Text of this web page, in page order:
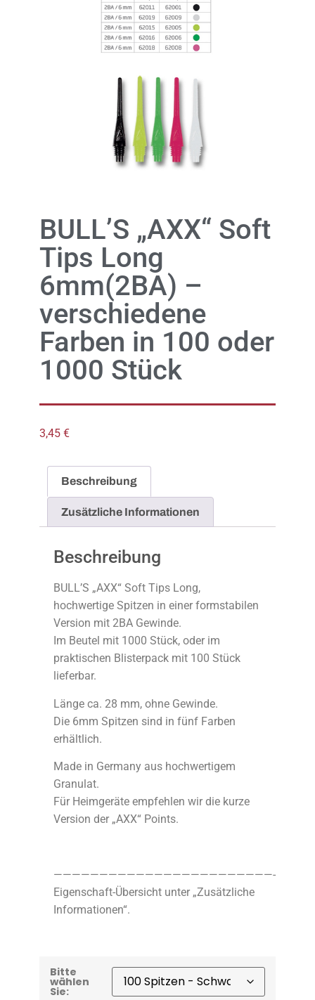
BULL’S „AXX“ Soft
Tips Long
6mm(2BA) –
verschiedene
Farben in 100 oder
1000 Stück
3,45 €
Beschreibung
Zusätzliche Informationen
Beschreibung
BULL’S „AXX“ Soft Tips Long,
hochwertige Spitzen in einer formstabilen
Version mit 2BA Gewinde.
Im Beutel mit 1000 Stück, oder im
praktischen Blisterpack mit 100 Stück
lieferbar.
Länge ca. 28 mm, ohne Gewinde.
Die 6mm Spitzen sind in fünf Farben
erhältlich.
Made in Germany aus hochwertigem
Granulat.
Für Heimgeräte empfehlen wir die kurze
Version der „AXX“ Points.
————————————————————————-
Eigenschaft-Übersicht unter „Zusätzliche
Informationen“.
Bitte
wählen
Sie: